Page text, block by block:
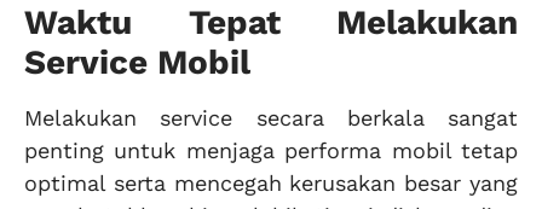
Waktu Tepat Melakukan
Service Mobil
Melakukan service secara berkala sangat
penting untuk menjaga performa mobil tetap
optimal serta mencegah kerusakan besar yang